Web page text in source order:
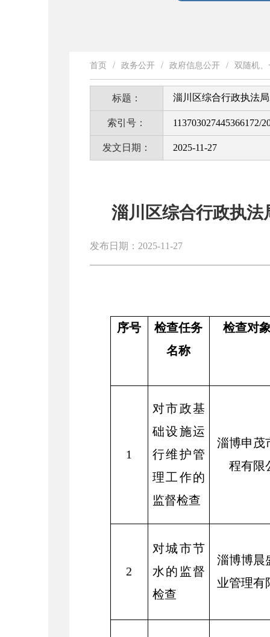
首页 / 政务公开 / 政府信息公开 / 双随机
标题： 淄川区综合行政执法
索引号： 113703027445366172/
发文日期： 2025-11-27
淄川区综合行政执法
发布日期：2025-11-27
序号
检查任务
名称
检查对
1
对市政基
础设施运
行维护管
理工作的
监督检查
淄博申茂
程有限
2
对城市节
水的监督
检查
淄博博晨
业管理有